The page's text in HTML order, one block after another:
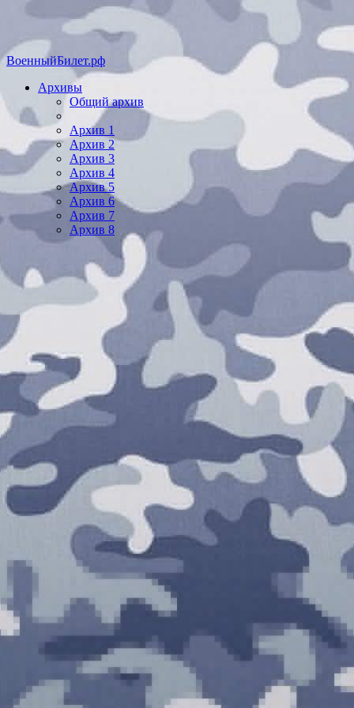
ВоенныйБилет.рф
Архивы
Общий архив
Архив 1
Архив 2
Архив 3
Архив 4
Архив 5
Архив 6
Архив 7
Архив 8